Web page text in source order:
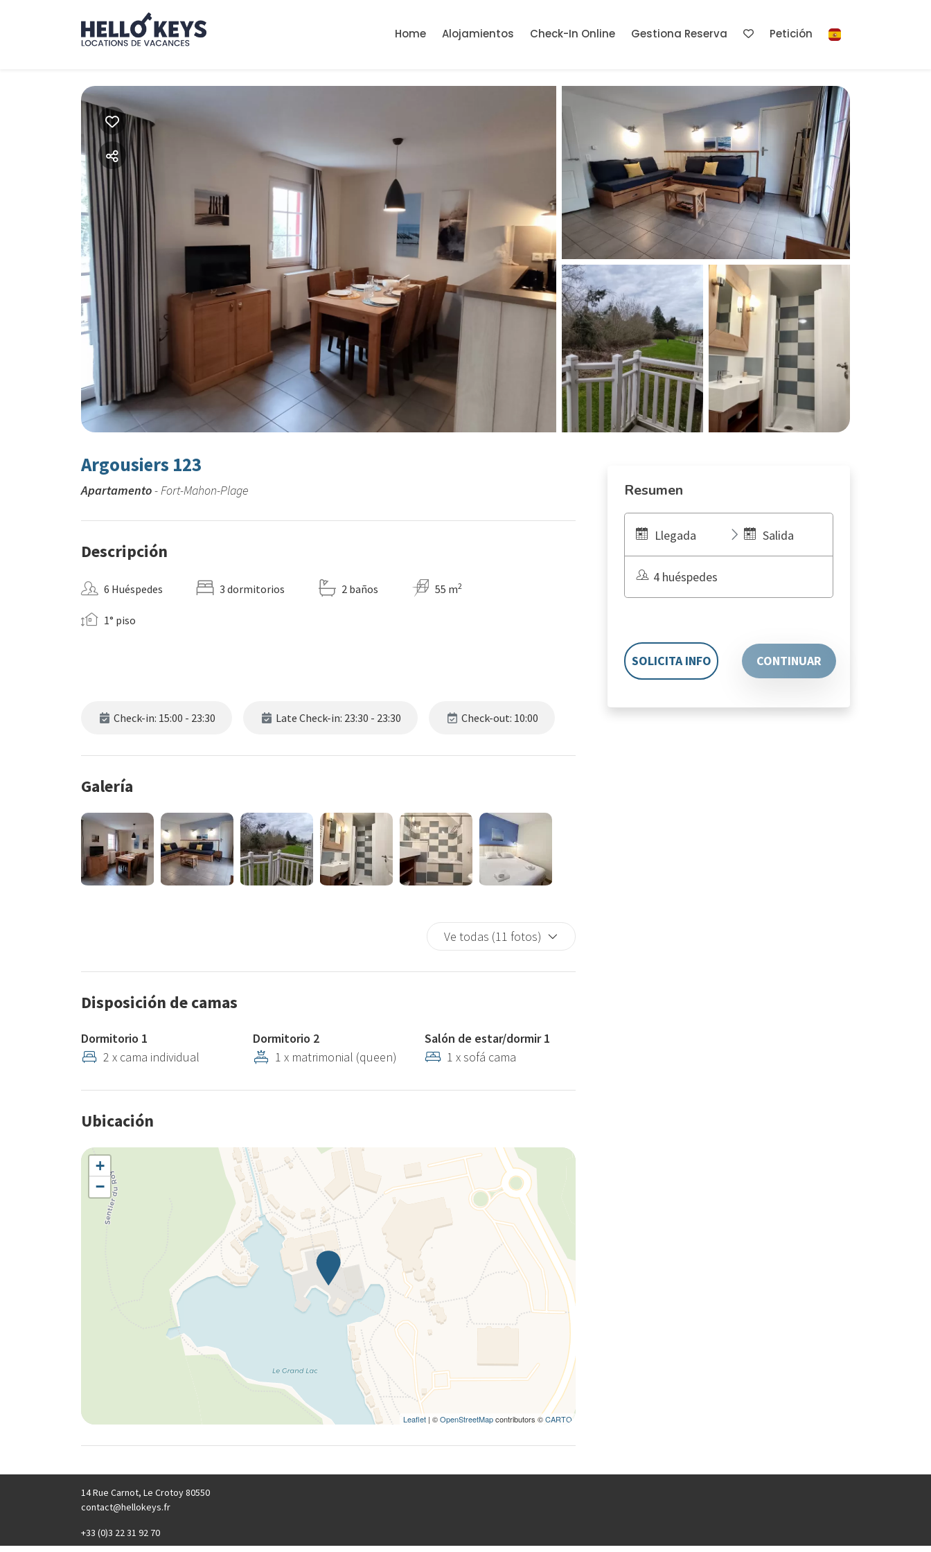
Home Alojamientos Check-In Online Gestiona Reserva Petición
Argousiers 123
Apartamento- Fort-Mahon-Plage
Descripción
6 Huéspedes 3 dormitorios 2 baños 55 m2
1° piso
Check-in: 15:00 - 23:30 Late Check-in: 23:30 - 23:30 Check-out: 10:00
Galería
Ve todas (11 fotos)
Disposición de camas
Dormitorio 1
2 x cama individual
Dormitorio 2
1 x matrimonial (queen)
Salón de estar/dormir 1
1 x sofá cama
Ubicación
+
−
Leaflet | ©OpenStreetMapcontributors ©CARTO
Resumen
Llegada Salida
4 huéspedes
SOLICITA INFO CONTINUAR
14 Rue Carnot, Le Crotoy 80550
contact@hellokeys.fr
+33 (0)3 22 31 92 70